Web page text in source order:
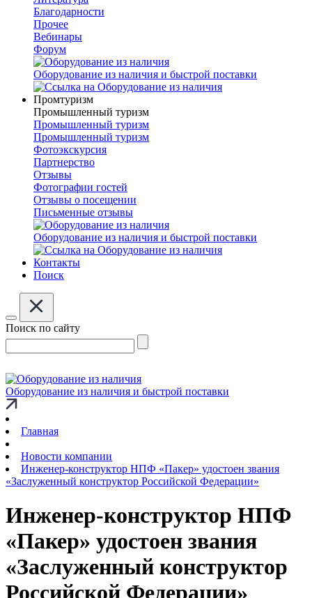
Благодарности
Прочее
Вебинары
Форум
Оборудование из наличия и быстрой поставки
Промтуризм
Промышленный туризм
Промышленный туризм
Промышленный туризм
Фотоэкскурсия
Партнерство
Отзывы
Фотографии гостей
Отзывы о посещении
Письменные отзывы
Оборудование из наличия и быстрой поставки
Контакты
Поиск
Поиск по сайту
Оборудование из наличия и быстрой поставки
Главная
Новости компании
Инженер-конструктор НПФ «Пакер» удостоен звания
«Заслуженный конструктор Российской Федерации»
Инженер-конструктор НПФ
«Пакер» удостоен звания
«Заслуженный конструктор
Российской Федерации»